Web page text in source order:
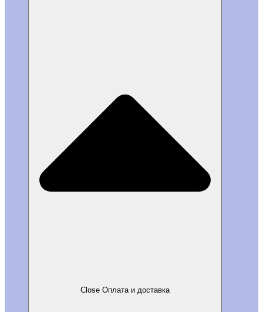
Close Оплата и доставка